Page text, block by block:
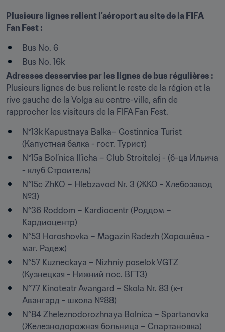
Plusieurs lignes relient l’aéroport au site de la FIFA
Fan Fest :
Bus No. 6
Bus No. 16k
Adresses desservies par les lignes de bus régulières :
Plusieurs lignes de bus relient le reste de la région et la
rive gauche de la Volga au centre-ville, afin de
rapprocher les visiteurs de la FIFA Fan Fest.
N°13k Kapustnaya Balka– Gostinnica Turist
(Капустная балка - гост. Турист)
N°15a Bol’nica Il’icha – Club Stroitelej - (б-ца Ильича
- клуб Строитель)
N°15c ZhKO – Hlebzavod Nr. 3 (ЖКО - Хлебозавод
№3)
N°36 Roddom – Kardiocentr (Роддом –
Кардиоцентр)
N°53 Horoshovka – Magazin Radezh (Хорошёва -
маг. Радеж)
N°57 Kuzneckaya – Nizhniy poselok VGTZ
(Кузнецкая - Нижний пос. ВГТЗ)
N°77 Kinoteatr Avangard – Skola Nr. 83 (к-т
Авангард - школа №88)
N°84 Zheleznodorozhnaya Bolnica – Spartanovka
(Железнодорожная больница – Спартановка)